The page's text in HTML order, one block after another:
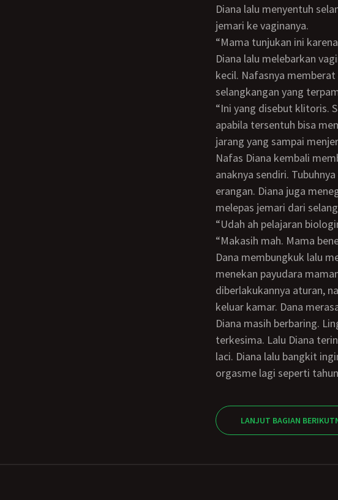
Diana lalu menyentuh selangkangannya. Diana melebarkan paha dan menyelipkan
jemari ke vaginanya.
“Mama tunjukan ini
Diana lalu melebarkan vagina dengan jemarinya lalu jari tengah menyentuh daging
kecil. Nafasnya
selangkangan yang
“Ini yang disebut klitoris. Sangat sensitif. Nah, di dalamnya terdapa g-spot yang
apabila tersentuh bisa
jarang yang sampai
Nafas Diana kembali memberat menyadari apa yang dilakukannya di hadapan
anaknya sendiri.
erangan. Diana juga
melepas jemari dari
“Udah ah pelajaran
“Makasih mah. Mama
Dana membungkuk lalu mencium bibir mamanya sekilas. Tak sengaja dada Dana
menekan payudara
diberlakukannya aturan,
keluar kamar. Dana
Diana masih berbaring. Linglung. Perutnya kembali seperti mules. Diana masih
terkesima. Lalu Diana
laci. Diana lalu bangkit
orgasme lagi seperti
LANJUT BAGIAN